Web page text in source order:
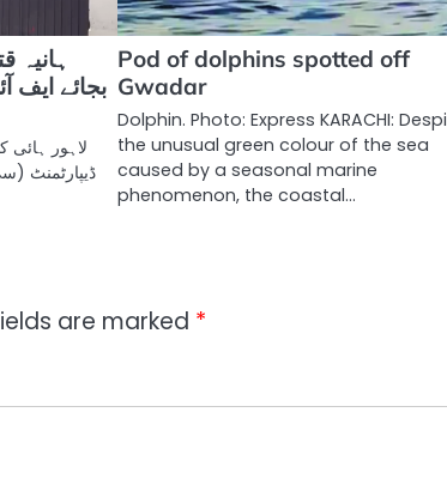
بجائے ایف
لاہور ہائی
ڈیپارٹمنٹ
Pod of dolphins spotted off
Gwadar
Dolphin. Photo: Express KARACHI:
the unusual green colour of the sea
caused by a seasonal marine
phenomenon, the coastal…
are marked *